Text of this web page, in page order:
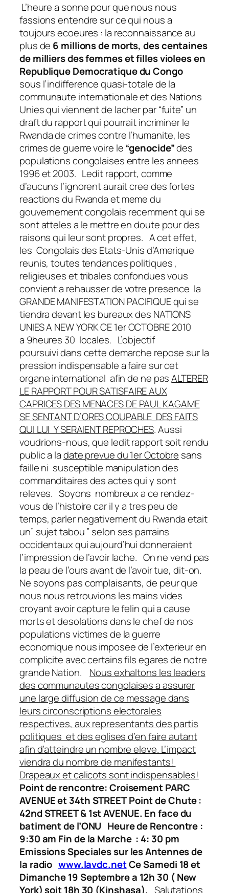
L’heure a sonne pour que nous nous
fassions entendre sur ce qui nous a
toujours ecoeures : la reconnaissance au
plus de 6 millions de morts, des centaines
de milliers des femmes et filles violees en
Republique Democratique du Congo
sous l’indifference quasi-totale de la
communaute internationale et des Nations
Unies qui viennent de lacher par “fuite” un
draft du rapport qui pourrait incriminer le
Rwanda de crimes contre l’humanite, les
crimes de guerre voire le“genocide”des
populations congolaises entre les annees
1996 et 2003. Ledit rapport, comme
d’aucuns l’ignorent aurait cree des fortes
reactions du Rwanda et meme du
gouvernement congolais recemment qui se
sont atteles a le mettre en doute pour des
raisons qui leur sont propres. A cet effet,
les Congolais des Etats-Unis d’Amerique
reunis, toutes tendances politiques ,
religieuses et tribales confondues vous
convient a rehausser de votre presence la
GRANDE MANIFESTATION PACIFIQUE qui se
tiendra devant les bureaux des NATIONS
UNIES A NEW YORK CE 1er OCTOBRE 2010
a 9heures 30 locales. L’objectif
poursuivi dans cette demarche repose sur la
pression indispensable a faire sur cet
organe international afin de ne pasALTERER
LE RAPPORT POUR SATISFAIRE AUX
CAPRICES DES MENACES DE PAUL KAGAME
SE SENTANT D’ORES COUPABLE DES FAITS
QUI LUI Y SERAIENT REPROCHES. Aussi
voudrions-nous, que ledit rapport soit rendu
public a ladate prevue du 1er Octobre sans
faille ni susceptible manipulation des
commanditaires des actes qui y sont
releves. Soyons nombreux a ce rendez-
vous de l’histoire car il y a tres peu de
temps, parler negativement du Rwanda etait
un” sujet tabou ” selon ses parrains
occidentaux qui aujourd’hui donneraient
l’impression de l’avoir lache. On ne vend pas
la peau de l’ours avant de l’avoir tue, dit-on.
Ne soyons pas complaisants, de peur que
nous nous retrouvions les mains vides
croyant avoir capture le felin qui a cause
morts et desolations dans le chef de nos
populations victimes de la guerre
economique nous imposee de l’exterieur en
complicite avec certains fils egares de notre
grande Nation. Nous exhaltons les leaders
des communautes congolaises a assurer
une large diffusion de ce message dans
leurs circonscriptions electorales
respectives, aux representants des partis
politiques et des eglises d’en faire autant
afin d’atteindre un nombre eleve. L’impact
viendra du nombre de manifestants!
Drapeaux et calicots sont indispensables!
Point de rencontre: Croisement PARC
AVENUE et 34th STREETPoint de Chute :
42nd STREET & 1st AVENUE. En face du
batiment de l’ONU Heure de Rencontre :
9:30 am Fin de la Marche : 4: 30 pm
Emissions Speciales sur les Antennes de
la radio www.lavdc.netCe Samedi 18 et
Dimanche 19 Septembre a 12h 30 ( New
York) soit 18h 30 (Kinshasa). Salutations